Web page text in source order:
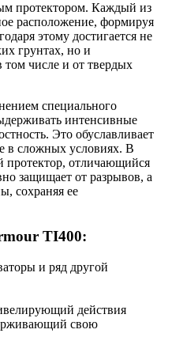
протектором. Каждый из
расположение, формируя
этому достигается не
грунтах, но и
числе и от твердых
специального
интенсивные
Это обуславливает
в сложных условиях. В
протектор, отличающийся
защищает от разрывов, а
сохраняя ее
TI400:
и ряд другой
действия
свою